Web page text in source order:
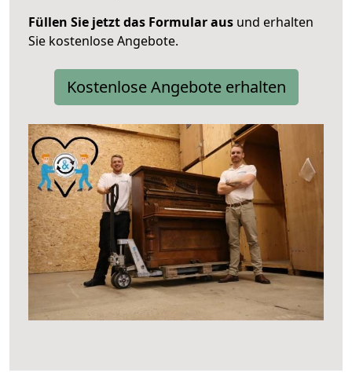
Füllen Sie jetzt das Formular aus und erhalten
Sie kostenlose Angebote.
Kostenlose Angebote erhalten